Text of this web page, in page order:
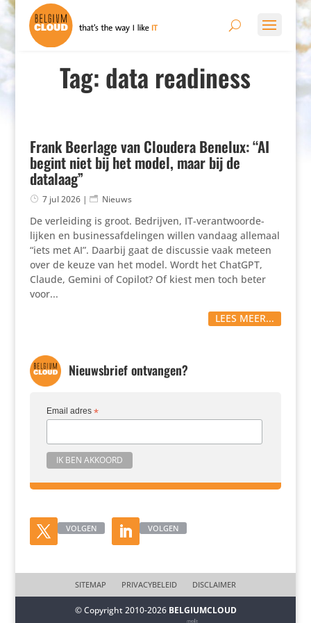
Tag: data readiness
Frank Beerlage van Cloudera Benelux: “AI
begint niet bij het model, maar bij de
datalaag”
7 jul 2026| Nieuws
De verlei­ding is groot. Bedrijven, IT-verant­woor­de­
lijken en busi­nes­s­af­de­lingen willen vandaag allemaal
“iets met AI”. Daarbij gaat de discussie vaak meteen
over de keuze van het model. Wordt het ChatGPT,
Claude, Gemini of Copilot? Of kiest men toch beter
voor...
LEES MEER...
Nieuwsbrief ontvangen?
Email adres *
VOLGEN VOLGEN
SITEMAP PRIVACYBELEID DISCLAIMER
© Copyright 2010-2026 BELGIUMCLOUD